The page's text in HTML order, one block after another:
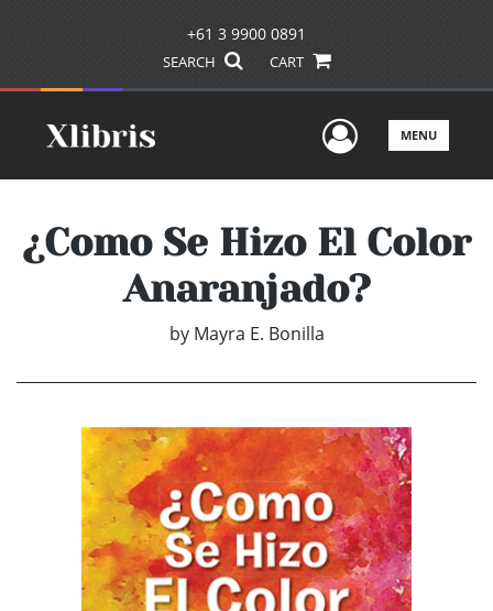
+61 3 9900 0891
SEARCH CART
UserMENU
¿Como Se Hizo El Color
Anaranjado?
by Mayra E. Bonilla